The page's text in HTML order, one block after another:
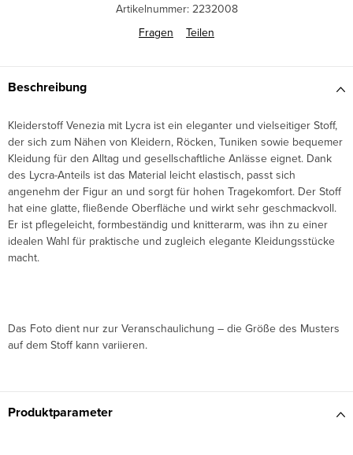
Artikelnummer: 2232008
Fragen
Teilen
Beschreibung
Kleiderstoff Venezia mit Lycra ist ein eleganter und vielseitiger Stoff,
der sich zum Nähen von Kleidern, Röcken, Tuniken sowie bequemer
Kleidung für den Alltag und gesellschaftliche Anlässe eignet. Dank
des Lycra-Anteils ist das Material leicht elastisch, passt sich
angenehm der Figur an und sorgt für hohen Tragekomfort. Der Stoff
hat eine glatte, fließende Oberfläche und wirkt sehr geschmackvoll.
Er ist pflegeleicht, formbeständig und knitterarm, was ihn zu einer
idealen Wahl für praktische und zugleich elegante Kleidungsstücke
macht.
Das Foto dient nur zur Veranschaulichung – die Größe des Musters
auf dem Stoff kann variieren.
Produktparameter